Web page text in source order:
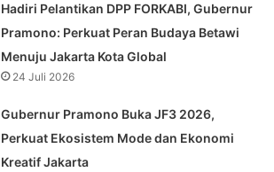
Hadiri Pelantikan DPP FORKABI, Gubernur
Pramono: Perkuat Peran Budaya Betawi
Menuju Jakarta Kota Global
24 Juli 2026
Gubernur Pramono Buka JF3 2026,
Perkuat Ekosistem Mode dan Ekonomi
Kreatif Jakarta